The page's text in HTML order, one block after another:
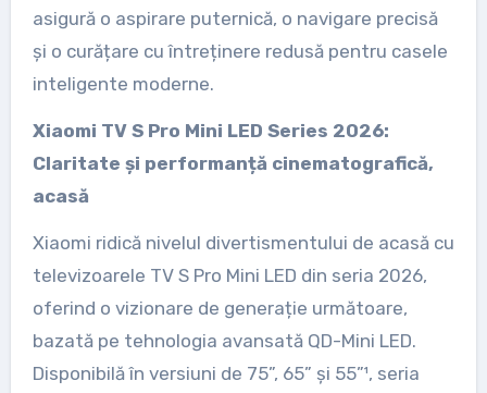
asigură o aspirare puternică, o navigare precisă
și o curățare cu întreținere redusă pentru casele
inteligente moderne.
Xiaomi TV S Pro Mini LED Series 2026:
Claritate și performanță cinematografică,
acasă
Xiaomi ridică nivelul divertismentului de acasă cu
televizoarele TV S Pro Mini LED din seria 2026,
oferind o vizionare de generație următoare,
bazată pe tehnologia avansată QD-Mini LED.
Disponibilă în versiuni de 75”, 65” și 55”¹, seria